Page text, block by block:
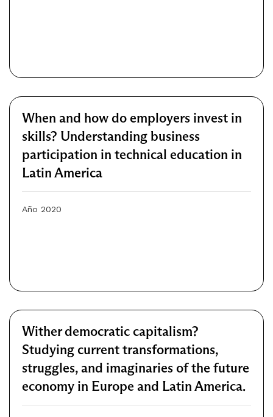
When and how do employers invest in
skills? Understanding business
participation in technical education in
Latin America
Año 2020
Wither democratic capitalism?
Studying current transformations,
struggles, and imaginaries of the future
economy in Europe and Latin America.